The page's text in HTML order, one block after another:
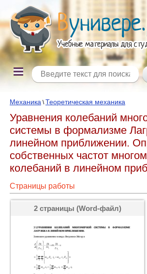
Механика \Теоретическая механика
Уравнения колебаний
системы в формализме
линейном приближении.
собственных частот
колебаний в линейном
Страницы работы
2 страницы (Word-файл)